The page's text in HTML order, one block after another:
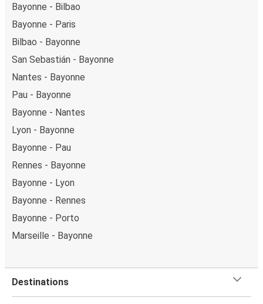
Bayonne - Bilbao
Bayonne - Paris
Bilbao - Bayonne
San Sebastián - Bayonne
Nantes - Bayonne
Pau - Bayonne
Bayonne - Nantes
Lyon - Bayonne
Bayonne - Pau
Rennes - Bayonne
Bayonne - Lyon
Bayonne - Rennes
Bayonne - Porto
Marseille - Bayonne
Destinations